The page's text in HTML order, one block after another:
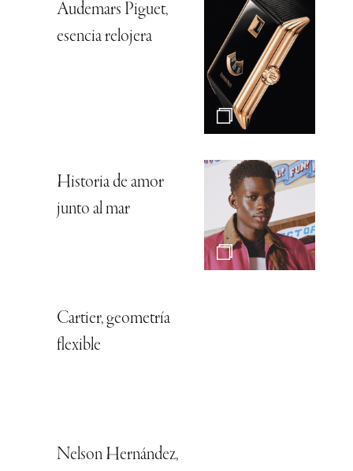
Audemars Piguet,
esencia relojera
Historia de amor
junto al mar
Cartier, geometría
flexible
Nelson Hernández,